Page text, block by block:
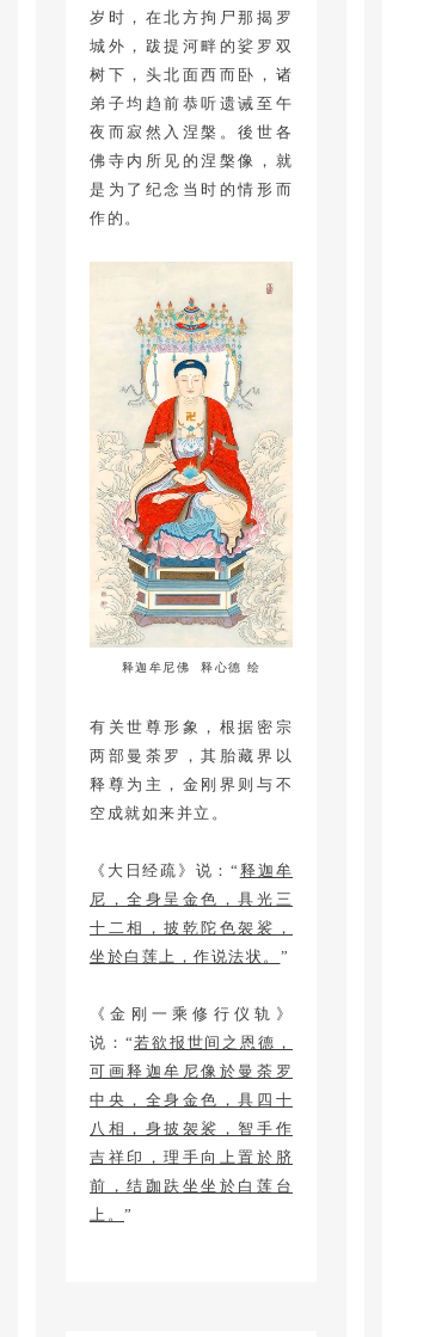
岁时，在北方拘尸那揭罗
城外，跋提河畔的娑罗双
树下，头北面西而卧，诸
弟子均趋前恭听遗诫至午
夜而寂然入涅槃。後世各
佛寺内所见的涅槃像，就
是为了纪念当时的情形而
作的。
释迦牟尼佛 释心德 绘
有关世尊形象，根据密宗
两部曼荼罗，其胎藏界以
释尊为主，金刚界则与不
空成就如来并立。
《大日经疏》说：“ 释迦牟
尼，全身呈金色，具光三
十二相，披乾陀色袈裟，
坐於白莲上，作说法状。 ”
《金刚一乘修行仪轨》
说：“若欲报世间之恩德，
可画释迦牟尼像於曼荼罗
中央，全身金色，具四十
八相，身披袈裟，智手作
吉祥印，理手向上置於脐
前，结跏趺坐坐於白莲台
上。 ”